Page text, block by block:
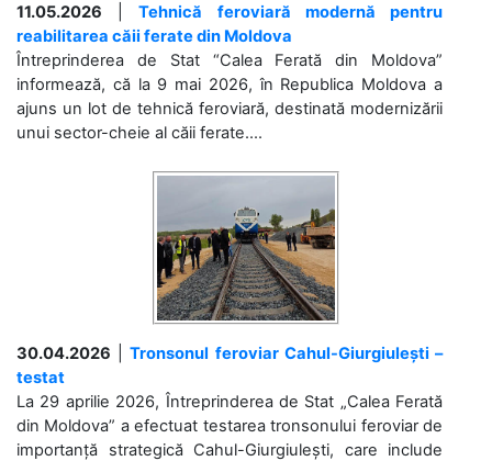
11.05.2026 |Tehnică feroviară modernă pentru
reabilitarea căii ferate din Moldova
Întreprinderea de Stat “Calea Ferată din Moldova”
informează, că la 9 mai 2026, în Republica Moldova a
ajuns un lot de tehnică feroviară, destinată modernizării
unui sector-cheie al căii ferate....
30.04.2026 |Tronsonul feroviar Cahul-Giurgiulești –
testat
La 29 aprilie 2026, Întreprinderea de Stat „Calea Ferată
din Moldova” a efectuat testarea tronsonului feroviar de
importanță strategică Cahul-Giurgiulești, care include